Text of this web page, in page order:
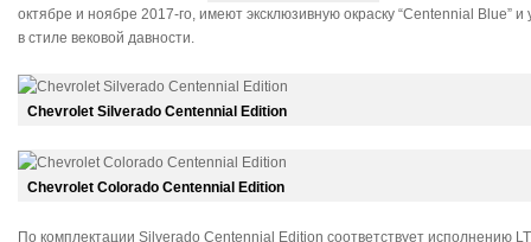
октябре и ноябре 2017-го, имеют эксклюзивную окраску “Centennial
в стиле вековой давности.
Chevrolet Silverado Centennial Edition
Chevrolet Colorado Centennial Edition
По комплектации Silverado Centennial Edition соответствует исполнению